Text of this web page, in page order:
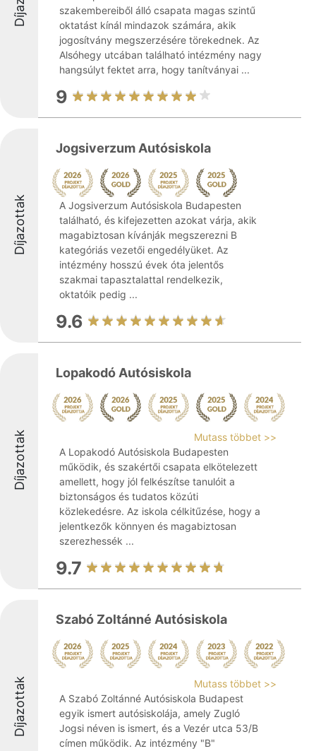
szakembereiből álló csapata magas szintű
oktatást kínál mindazok számára, akik
jogosítvány megszerzésére törekednek. Az
Alsóhegy utcában található intézmény nagy
hangsúlyt fektet arra, hogy tanítványai ...
9
Díjazottak
Jogsiverzum Autósiskola
A Jogsiverzum Autósiskola Budapesten
található, és kifejezetten azokat várja, akik
magabiztosan kívánják megszerezni B
kategóriás vezetői engedélyüket. Az
intézmény hosszú évek óta jelentős
szakmai tapasztalattal rendelkezik,
oktatóik pedig ...
9.6
Díjazottak
Lopakodó Autósiskola
Mutass többet >>
A Lopakodó Autósiskola Budapesten
működik, és szakértői csapata elkötelezett
amellett, hogy jól felkészítse tanulóit a
biztonságos és tudatos közúti
közlekedésre. Az iskola célkitűzése, hogy a
jelentkezők könnyen és magabiztosan
szerezhessék ...
9.7
Díjazottak
Szabó Zoltánné Autósiskola
Mutass többet >>
A Szabó Zoltánné Autósiskola Budapest
egyik ismert autósiskolája, amely Zugló
Jogsi néven is ismert, és a Vezér utca 53/B
címen működik. Az intézmény "B"